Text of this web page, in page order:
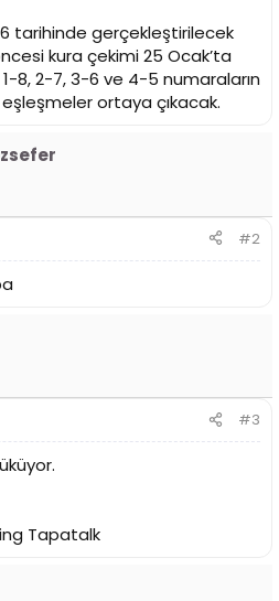
tarihinde gerçekleştirilecek
kura çekimi 25 Ocak’ta
8, 2-7, 3-6 ve 4-5 numaraların
ortaya çıkacak.
#2
#3
Tapatalk